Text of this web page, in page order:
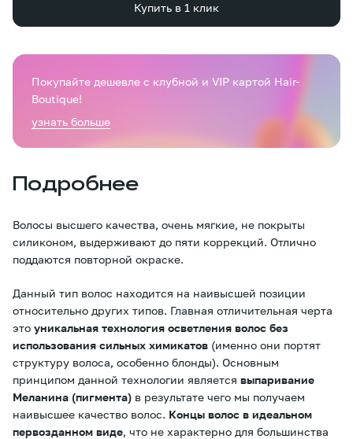
Купить в 1 клик
Подробнее
Волосы высшего качества, очень мягкие, не покрыты
силиконом, выдерживают до пяти коррекций. Отлично
поддаются повторной окраске.
Данный тип волос находится на наивысшей позиции
относительно других типов. Главная отличительная черта
это уникальная технология осветления волос без
использования сильных химикатов (именно они портят
структуру волоса, особенно блонды). Основным
принципом данной технологии является выпаривание
Меланина (пигмента) в результате чего мы получаем
наивысшее качество волос. Концы волос в идеальном
первозданном виде, что не характерно для большинства
Покупайте дешевле с клубной и VIP картой Hair-
Boutique!
узнать больше